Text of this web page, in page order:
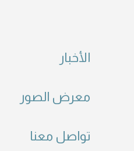
الأخبار
معرض الصور
تواصل معنا